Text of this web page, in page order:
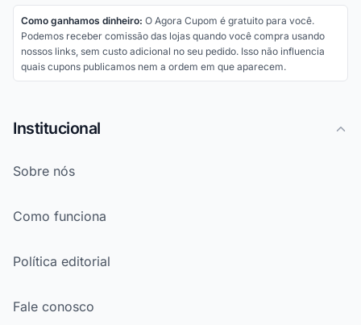
Como ganhamos dinheiro: O Agora Cupom é gratuito para você.
Podemos receber comissão das lojas quando você compra usando
nossos links, sem custo adicional no seu pedido. Isso não influencia
quais cupons publicamos nem a ordem em que aparecem.
Institucional
Sobre nós
Como funciona
Política editorial
Fale conosco